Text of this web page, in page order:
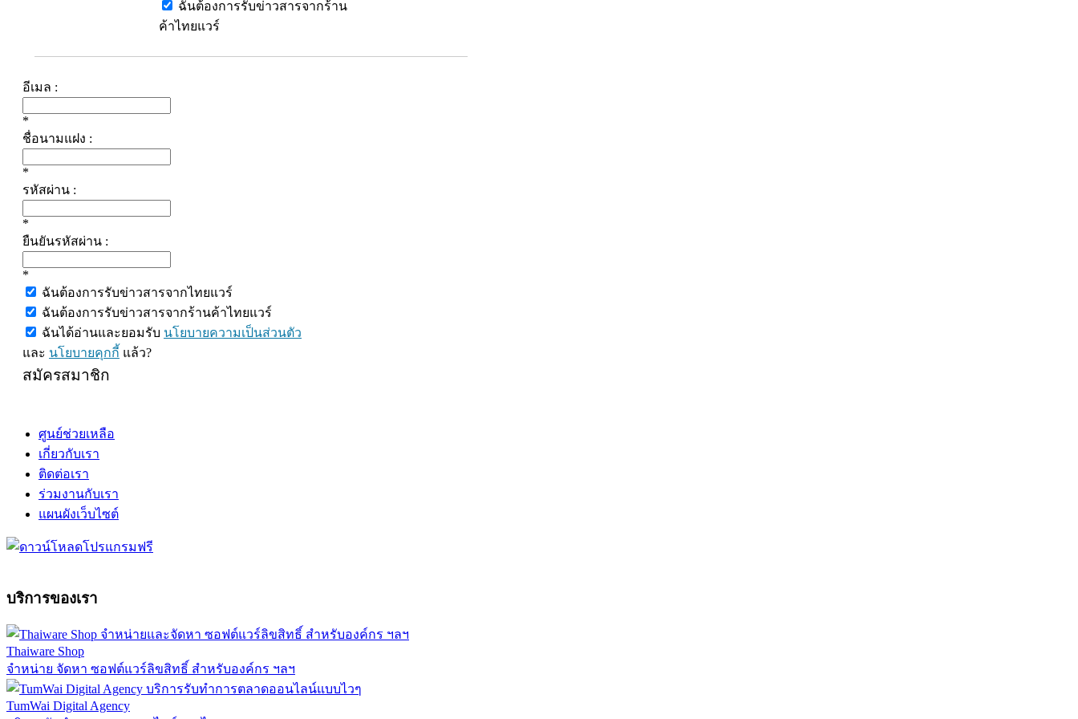
ฉันต้องการรับข่าวสารจากร้าน
ค้าไทยแวร์
อีเมล :
*
ชื่อนามแฝง :
*
รหัสผ่าน :
*
ยืนยันรหัสผ่าน :
*
ฉันต้องการรับข่าวสารจากไทยแวร์
ฉันต้องการรับข่าวสารจากร้านค้าไทยแวร์
ฉันได้อ่านและยอมรับ นโยบายความเป็นส่วนตัว
และ นโยบายคุกกี้ แล้ว?
สมัครสมาชิก
ศูนย์ช่วยเหลือ
เกี่ยวกับเรา
ติดต่อเรา
ร่วมงานกับเรา
แผนผังเว็บไซต์
บริการของเรา
Thaiware Shop
จำหน่าย จัดหา ซอฟต์แวร์ลิขสิทธิ์ สำหรับองค์กร ฯลฯ
TumWai Digital Agency